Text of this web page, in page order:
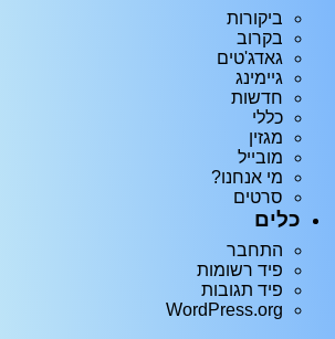
ביקורות
בקרוב
גאדג'טים
גיימינג
חדשות
כללי
מגזין
מובייל
מי אנחנו?
סרטים
כלים
התחבר
פיד רשומות
פיד תגובות
WordPress.org